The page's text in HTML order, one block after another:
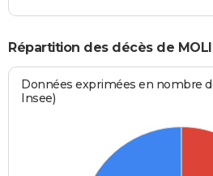
Répartition des décès de
Données exprimées en nombre
Insee)